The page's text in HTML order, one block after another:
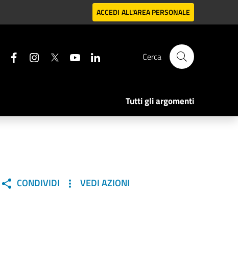
ACCEDI ALL'AREA PERSONALE
Cerca
Tutti gli argomenti
CONDIVIDI VEDI AZIONI